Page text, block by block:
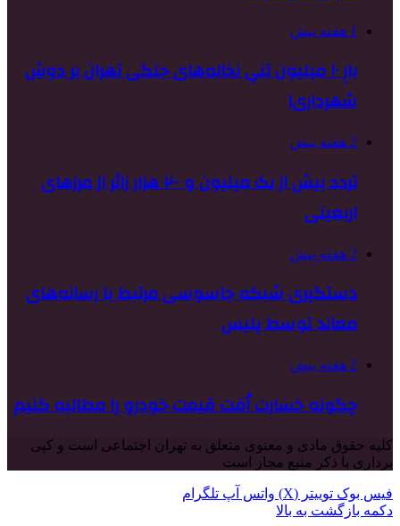
1 هفته پیش
بارِ ۱۰ میلیون تنیِ نخاله‌های جنگی تهران بر دوشِ
شهرداری!
2 هفته پیش
تردد بیش از یک میلیون و ۲۰۰ هزار زائر از مرزهای
اربعینی
2 هفته پیش
دستگیری شبکه جاسوسی مرتبط با رسانه‌های
معاند توسط پلیس
2 هفته پیش
چگونه خسارت اُفت قیمت خودرو را مطالبه کنیم
کلیه حقوق مادی و معنوی متعلق به تهران اجتماعی است و کپی
برداری با ذکر منبع مجاز است
فیس بوک توییتر (X) واتس آپ تلگرام
دکمه بازگشت به بالا